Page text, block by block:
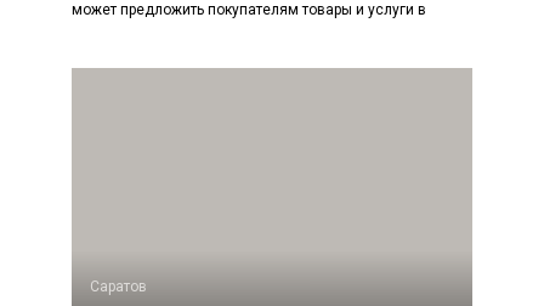
может предложить покупателям товары и услуги в
Саратов